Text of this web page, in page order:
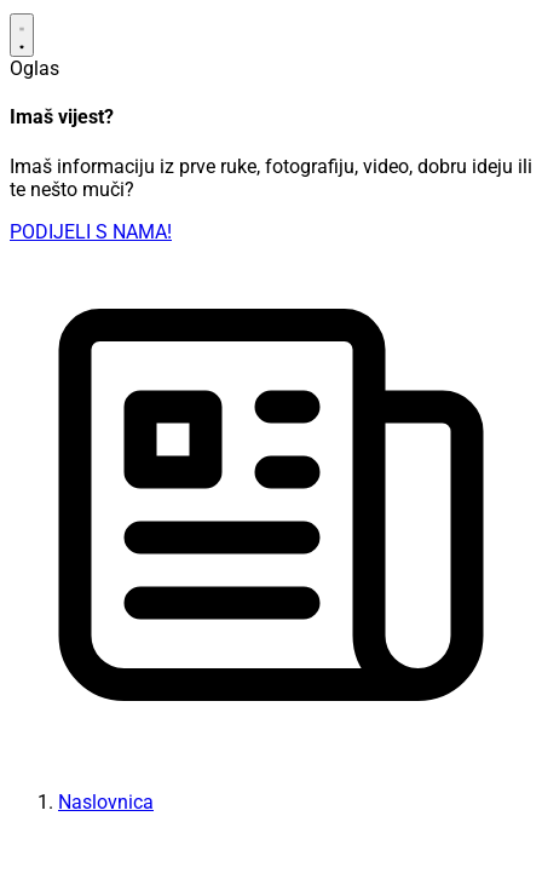
Oglas
Imaš vijest?
Imaš informaciju iz prve ruke, fotografiju, video, dobru ideju ili
te nešto muči?
PODIJELI S NAMA!
Naslovnica